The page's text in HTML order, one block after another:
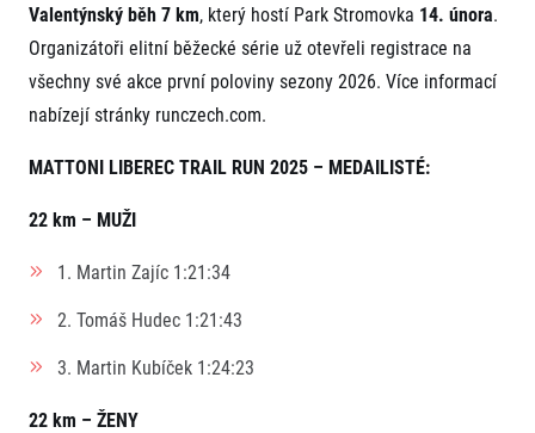
Valentýnský běh 7 km, který hostí Park Stromovka 14. února.
Organizátoři elitní běžecké série už otevřeli registrace na
všechny své akce první poloviny sezony 2026. Více informací
nabízejí stránky runczech.com.
MATTONI LIBEREC TRAIL RUN 2025 – MEDAILISTÉ:
22 km – MUŽI
1. Martin Zajíc 1:21:34
2. Tomáš Hudec 1:21:43
3. Martin Kubíček 1:24:23
22 km – ŽENY